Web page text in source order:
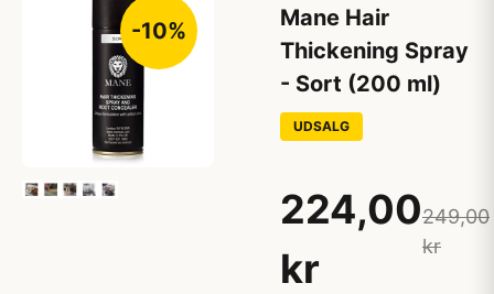
-10%
Mane Hair
Thickening Spray
- Sort (200 ml)
UDSALG
224,00
kr
249,00
kr